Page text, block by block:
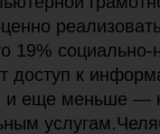
19%
доступ к
и еще меньше —